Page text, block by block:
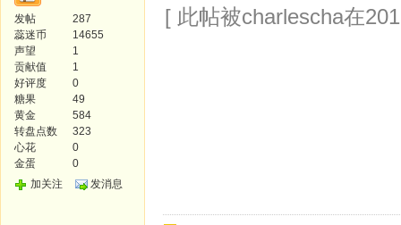
发帖
287
蕊迷币
14655
声望
1
贡献值
1
好评度
0
糖果
49
黄金
584
转盘点数
323
心花
0
金蛋
0
加关注
发消息
[ 此帖被charlescha在